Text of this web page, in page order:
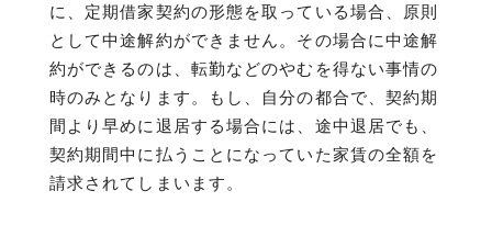
に、定期借家契約の形態を取っている場合、原則
として中途解約ができません。その場合に中途解
約ができるのは、転勤などのやむを得ない事情の
時のみとなります。もし、自分の都合で、契約期
間より早めに退居する場合には、途中退居でも、
契約期間中に払うことになっていた家賃の全額を
請求されてしまいます。